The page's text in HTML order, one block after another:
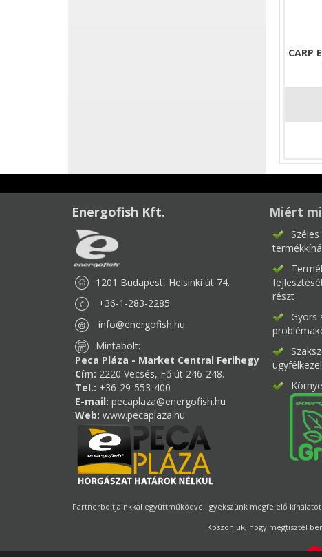
CARP
Energofish Kft.
1201 Budapest, Helsinki út 74.
+36-1-283-2285
info@energofish.hu
Mintabolt:
Peca Pláza - Market Central Ferihegy
Cím: 2220 Vecsés, Fő út 246-248.
Tel.: +36-29-553-400
E-mail: pecaplaza@energofish.hu
Web: www.pecaplaza.hu
Miért
részt
Gyors
Partnerboltjainkkal együttműködve, igyekszünk megfelelő
Köszönjük, hogy megtisztel